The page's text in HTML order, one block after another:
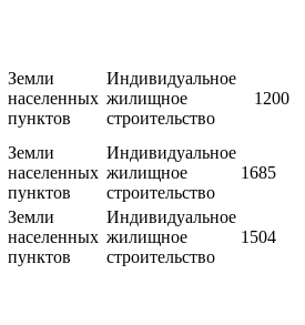
Земли
населенных
пунктов
Индивидуальное
жилищное
строительство
1200
Земли
населенных
пунктов
Индивидуальное
жилищное
строительство
1685
Земли
населенных
пунктов
Индивидуальное
жилищное
строительство
1504